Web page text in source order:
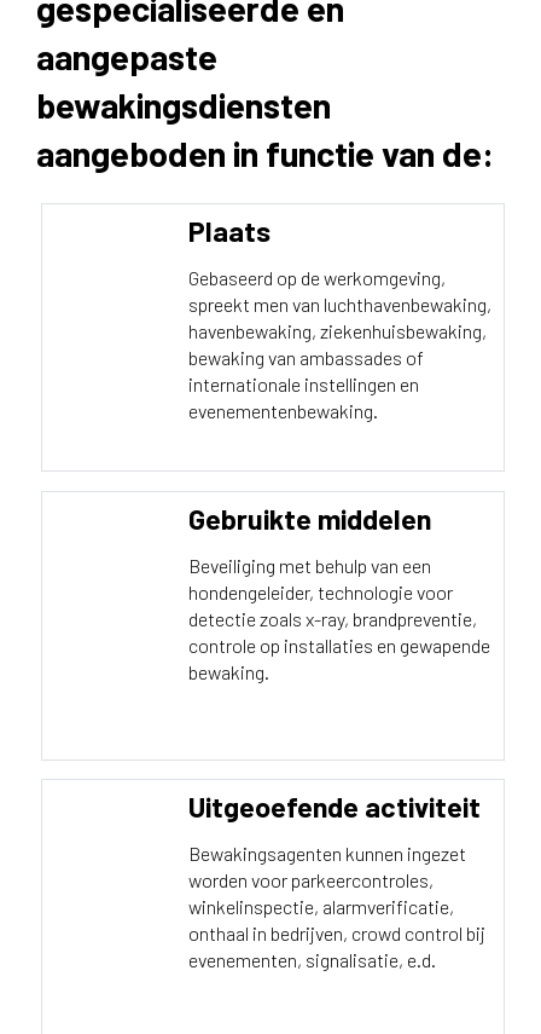
aangepaste
bewakingsdiensten
aangeboden in functie van de:
Plaats
Gebaseerd op de werkomgeving,
spreekt men van luchthavenbewaking,
havenbewaking, ziekenhuisbewaking,
bewaking van ambassades of
internationale instellingen en
evenementenbewaking.
Gebruikte middelen
Beveiliging met behulp van een
hondengeleider, technologie voor
detectie zoals x-ray, brandpreventie,
controle op installaties en gewapende
bewaking.
Uitgeoefende activiteit
Bewakingsagenten kunnen ingezet
worden voor parkeercontroles,
winkelinspectie, alarmverificatie,
onthaal in bedrijven, crowd control bij
evenementen, signalisatie, e.d.